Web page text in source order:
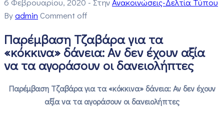
Byadmin Comment off
Παρέμβαση Τζαβάρα για τα
«κόκκινα» δάνεια: Αν δεν έχουν αξία
να τα αγοράσουν οι δανειολήπτες
Παρέμβαση Τζαβάρα για τα «κόκκινα» δάνεια: Αν δεν έχουν
αξία να τα αγοράσουν οι δανειολήπτες